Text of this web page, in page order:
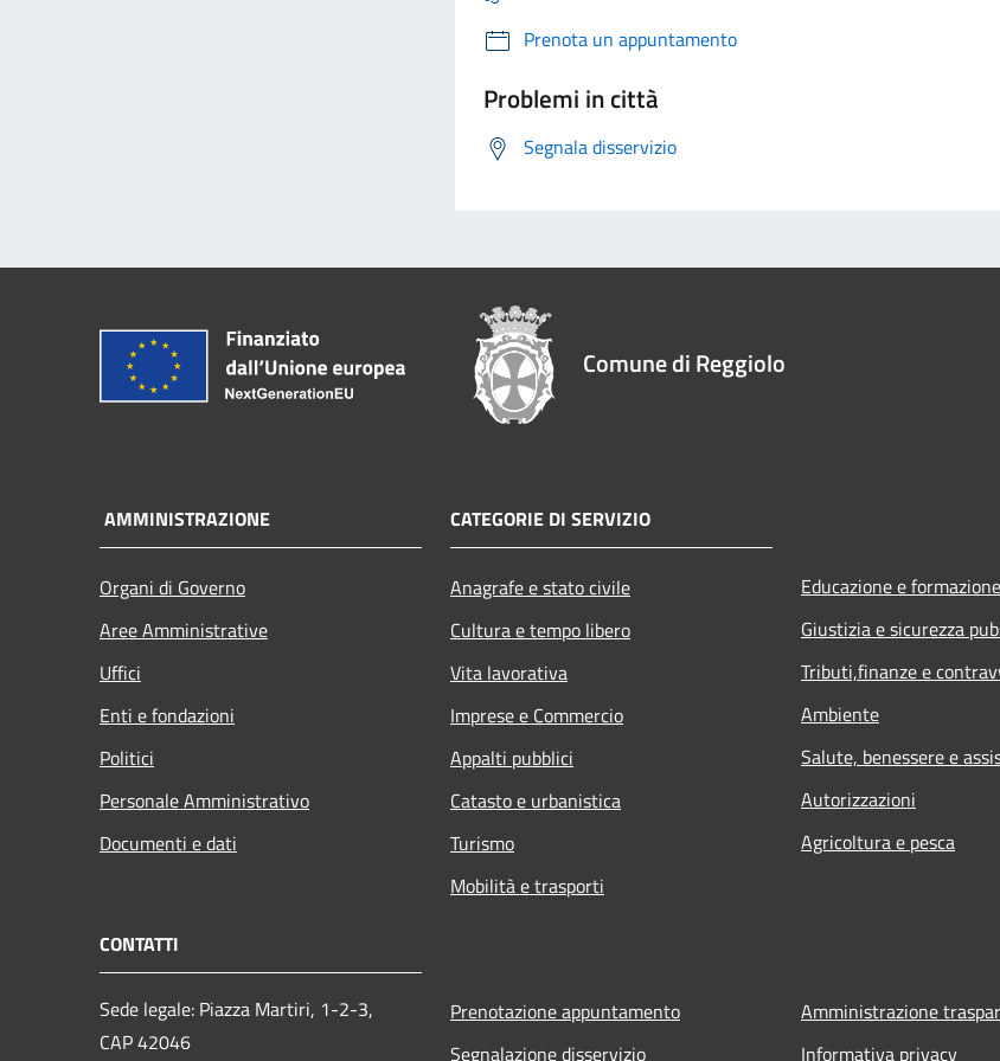
Prenota un appuntamento
Problemi in città
Segnala disservizio
Comune di Reggiolo
AMMINISTRAZIONE
Organi di Governo
Aree Amministrative
Uffici
Enti e fondazioni
Politici
Personale Amministrativo
Documenti e dati
CATEGORIE DI SERVIZIO
Anagrafe e stato civile
Cultura e tempo libero
Vita lavorativa
Imprese e Commercio
Appalti pubblici
Catasto e urbanistica
Turismo
Mobilità e trasporti
Educazione e formazione
Giustizia e sicurezza
Tributi,finanze e
Ambiente
Salute, benessere e
Autorizzazioni
Agricoltura e pesca
CONTATTI
Sede legale: Piazza Martiri, 1-2-3,
CAP 42046
Prenotazione appuntamento
Segnalazione disservizio
Amministrazione
Informativa privacy